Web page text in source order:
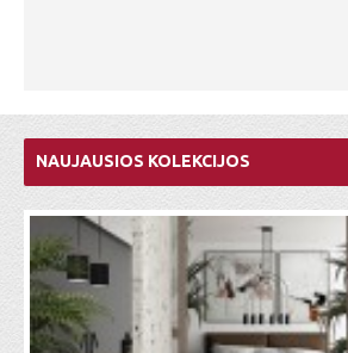
NAUJAUSIOS KOLEKCIJOS